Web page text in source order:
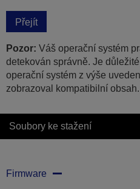
Přejít
Pozor: Váš operační systém
detekován správně. Je
operační systém z výše
zobrazoval kompatibilní obsah.
Soubory ke stažení
Firmware